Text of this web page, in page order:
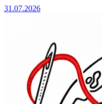
31.07.2026